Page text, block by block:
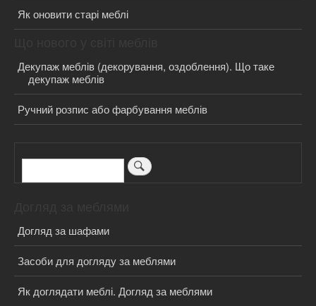
Як оновити старі меблі
Декупаж меблів (декорування, оздоблення). Що таке
декупаж меблів
Ручний розпис або фарбування меблів
Пошук
Догляд за шафами
Засоби для догляду за меблями
Як доглядати меблі. Догляд за меблями